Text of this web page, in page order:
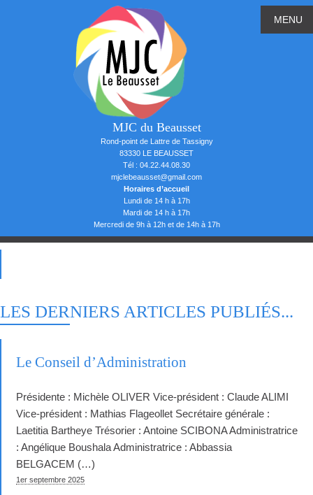
MENU
MJC du Beausset
Rond-point de Lattre de Tassigny
83330 LE BEAUSSET
Tél : 04.22.44.08.30
mjclebeausset@gmail.com
Horaires d’accueil
Lundi de 14 h à 17h
Mardi de 14 h à 17h
Mercredi de 9h à 12h et de 14h à 17h
LES DERNIERS ARTICLES PUBLIÉS...
Le Conseil d’Administration
Présidente : Michèle OLIVER Vice-président : Claude ALIMI
Vice-président : Mathias Flageollet Secrétaire générale :
Laetitia Bartheye Trésorier : Antoine SCIBONA Administratrice
: Angélique Boushala Administratrice : Abbassia
BELGACEM (…)
1er septembre 2025